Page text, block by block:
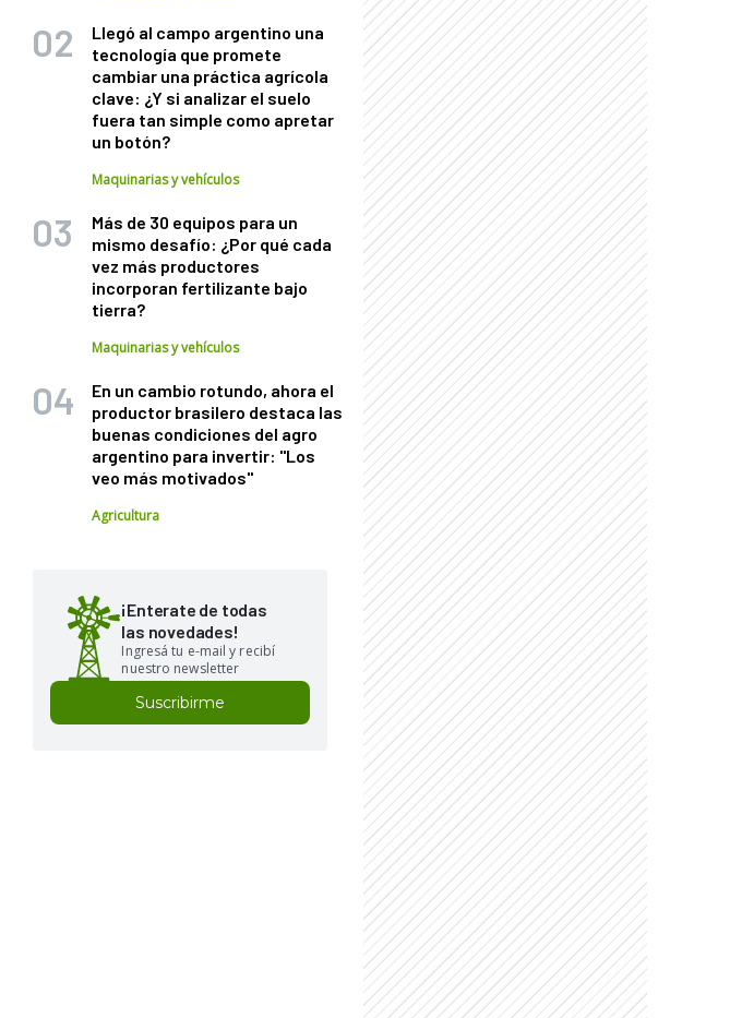
Llegó al campo argentino una
tecnología que promete
cambiar una práctica agrícola
clave: ¿Y si analizar el suelo
fuera tan simple como apretar
un botón?
Maquinarias y vehículos
Más de 30 equipos para un
mismo desafío: ¿Por qué cada
vez más productores
incorporan fertilizante bajo
tierra?
Maquinarias y vehículos
En un cambio rotundo, ahora el
productor brasilero destaca las
buenas condiciones del agro
argentino para invertir: "Los
veo más motivados"
Agricultura
¡Enterate de todas
las novedades!
Ingresá tu e-mail y recibí
nuestro newsletter
Suscribirme